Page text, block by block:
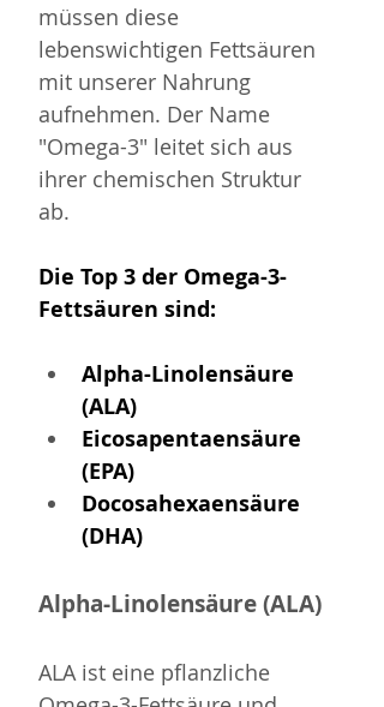
müssen diese
lebenswichtigen Fettsäuren
mit unserer Nahrung
aufnehmen. Der Name
"Omega-3" leitet sich aus
ihrer chemischen Struktur
ab.
Die Top 3 der Omega-3-
Fettsäuren sind:
Alpha-Linolensäure
(ALA)
Eicosapentaensäure
(EPA)
Docosahexaensäure
(DHA)
Alpha-Linolensäure (ALA)
ALA ist eine pflanzliche